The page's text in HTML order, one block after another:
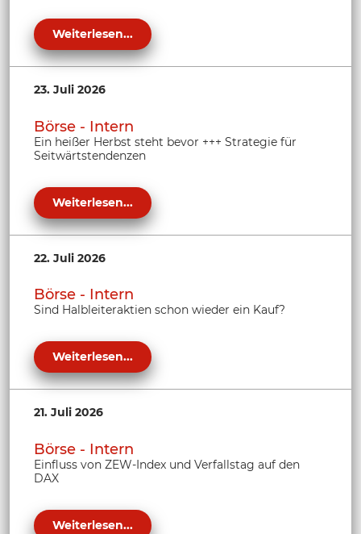
Weiterlesen...
23. Juli 2026
Börse - Intern
Ein heißer Herbst steht bevor +++ Strategie für
Seitwärtstendenzen
Weiterlesen...
22. Juli 2026
Börse - Intern
Sind Halbleiteraktien schon wieder ein Kauf?
Weiterlesen...
21. Juli 2026
Börse - Intern
Einfluss von ZEW-Index und Verfallstag auf den
DAX
Weiterlesen...